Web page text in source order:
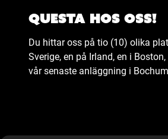
Questa hos oss!
Du hittar oss på tio (10) olika
Sverige, en på Irland, en i
vår senaste anläggning i